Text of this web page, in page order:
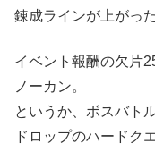
錬成ラインが上がっ
イベント報酬の欠片
ノーカン。
というか、ボスバト
ドロップのハードク